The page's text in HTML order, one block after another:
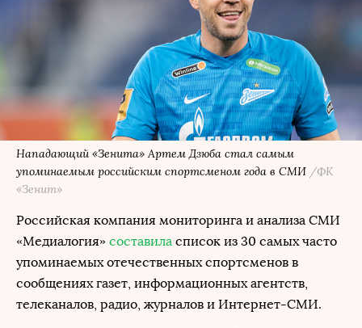
Нападающий «Зенита» Артем Дзюба стал самым
упоминаемым российским спортсменом года в СМИ /ФК
«Зенит»
Российская компания мониторинга и анализа СМИ
«Медиалогия» составила список из 30 самых часто
упоминаемых отечественных спортсменов в
сообщениях газет, информационных агентств,
телеканалов, радио, журналов и Интернет-СМИ.